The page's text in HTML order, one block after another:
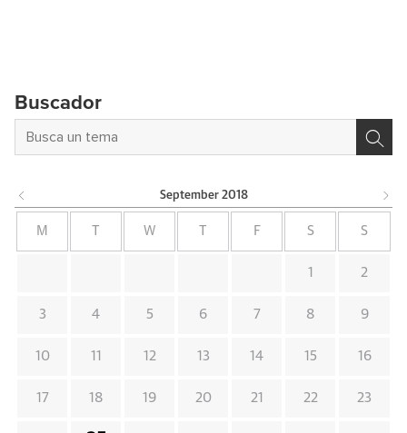
Buscador
September 2018
M W F S S
1 2
3 4 5 6 7 8 9
10 11 12 13 14 15 16
17 18 19 20 21 22 23